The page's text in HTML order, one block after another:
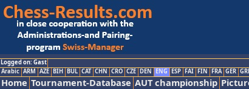
Logged on: Gast
Arabic ARM AZE BIH BUL CAT CHN CRO CZE DEN ENG ESP FAI FIN FRA GER
Home Tournament-Database AUT championship